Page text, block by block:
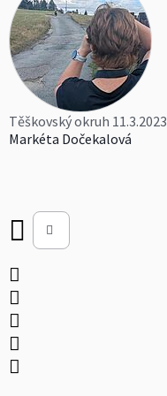
Těškovský okruh 11.3.2023
Markéta Dočekalová